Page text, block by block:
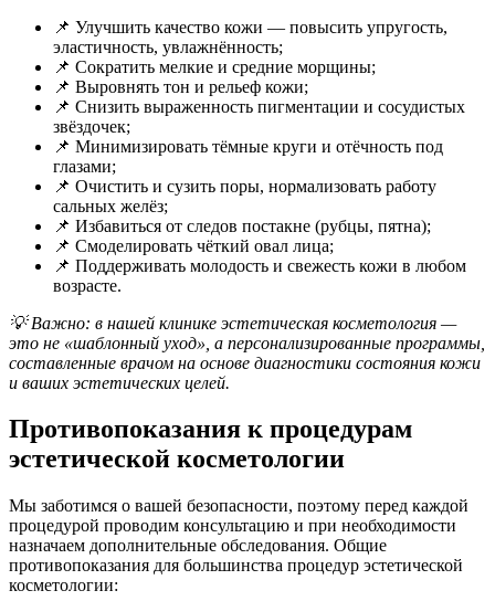
📌 Улучшить качество кожи — повысить упругость,
эластичность, увлажнённость;
📌 Сократить мелкие и средние морщины;
📌 Выровнять тон и рельеф кожи;
📌 Снизить выраженность пигментации и сосудистых
звёздочек;
📌 Минимизировать тёмные круги и отёчность под
глазами;
📌 Очистить и сузить поры, нормализовать работу
сальных желёз;
📌 Избавиться от следов постакне (рубцы, пятна);
📌 Смоделировать чёткий овал лица;
📌 Поддерживать молодость и свежесть кожи в любом
возрасте.
💡 Важно: в нашей клинике эстетическая косметология —
это не «шаблонный уход», а персонализированные программы,
составленные врачом на основе диагностики состояния кожи
и ваших эстетических целей.
Противопоказания к процедурам
эстетической косметологии
Мы заботимся о вашей безопасности, поэтому перед каждой
процедурой проводим консультацию и при необходимости
назначаем дополнительные обследования. Общие
противопоказания для большинства процедур эстетической
косметологии: